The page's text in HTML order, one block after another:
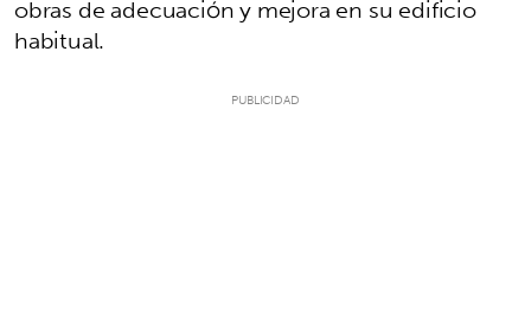
obras de adecuación y mejora en su edificio
habitual.